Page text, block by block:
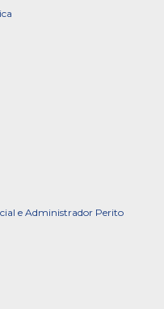
e Administrador Perito